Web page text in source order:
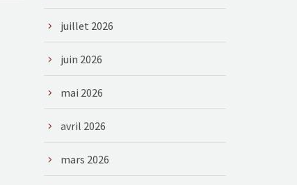
juillet 2026
juin 2026
mai 2026
avril 2026
mars 2026